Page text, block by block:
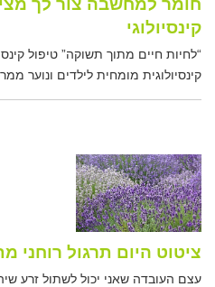
חומר למחשבה צור לך
קינסיולוגי
“לחיות חיים מתוך תשוקה” טיפול
קינסיולוגית מומחית לילדים ונוער
ציטוט היום תרגול רוחני
עצם העובדה שאני יכול לשתול זרע